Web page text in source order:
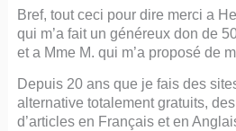
Bref, tout ceci pour dire merci a
qui m’a fait un généreux don de
et a Mme M. qui m’a proposé de
Depuis 20 ans que je fais des
alternative totalement gratuits,
d’articles en Français et en